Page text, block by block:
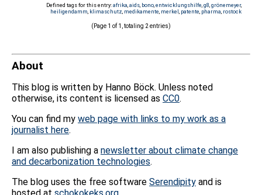
Defined tags for this entry:afrika aids, bono, entwicklungshilfe g8 grönemeyer,
heiligendamm klimaschutz medikamente merkel patente pharma rostock
(Page 1 of 1, totaling 2 entries)
About
This blog is written by Hanno Böck. Unless noted
otherwise, its content is licensed as CC0.
You can find my web page with links to my work as a
journalist here.
I am also publishing a newsletter about climate change
and decarbonization technologies.
The blog uses the free software Serendipity and is